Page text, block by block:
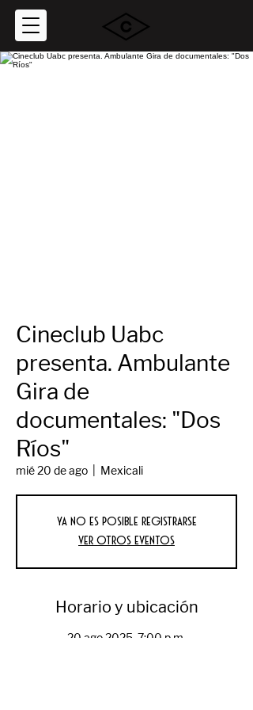
Cineclub Uabc
presenta. Ambulante
Gira de
documentales: "Dos
Ríos"
mié 20 de ago Mexicali
Ya no es posible registrarse
Ver otros eventos
Horario y ubicación
20 ago 2025, 7:00 p.m.